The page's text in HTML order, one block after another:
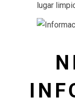
lugar